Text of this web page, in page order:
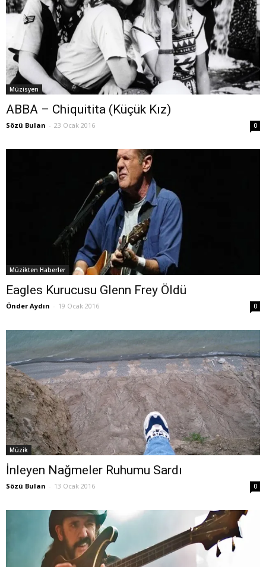
Müzisyen
ABBA – Chiquitita (Küçük Kız)
Sözü Bulan - 23 Ocak 2016 0
Müzikten Haberler
Eagles Kurucusu Glenn Frey Öldü
Önder Aydın - 19 Ocak 2016 0
Müzik
İnleyen Nağmeler Ruhumu Sardı
Sözü Bulan - 13 Ocak 2016 0